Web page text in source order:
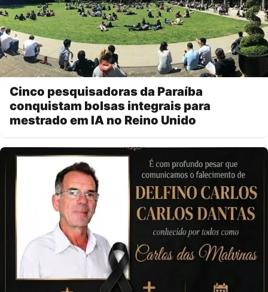
Cinco pesquisadoras da Paraíba
conquistam bolsas integrais para
mestrado em IA no Reino Unido